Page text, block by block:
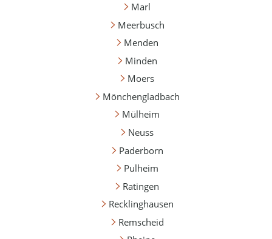
Marl
Meerbusch
Menden
Minden
Moers
Mönchengladbach
Mülheim
Neuss
Paderborn
Pulheim
Ratingen
Recklinghausen
Remscheid